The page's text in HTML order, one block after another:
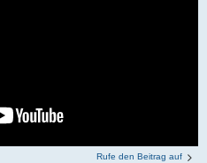
Rufe den Beitrag auf